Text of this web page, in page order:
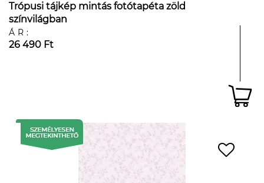
Trópusi tájkép mintás fotótapéta zöld
színvilágban
ÁR:
26 490 Ft